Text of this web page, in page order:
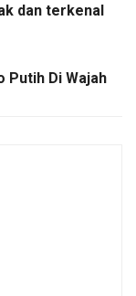
dan terkenal
Putih Di Wajah